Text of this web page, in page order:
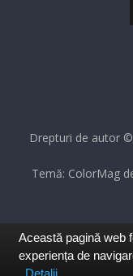
Drepturi de autor
Temă: ColorMag
Această pagină web
experiența de
Detalii